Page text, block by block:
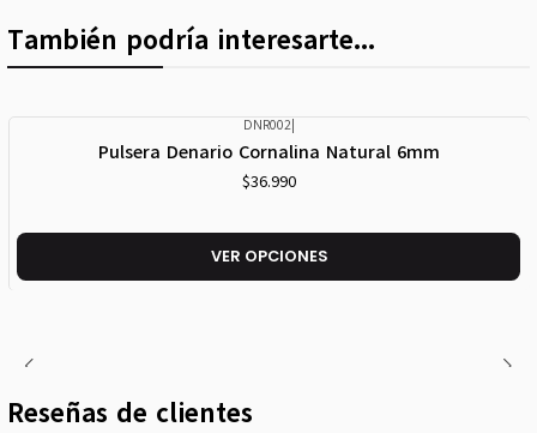
También podría interesarte...
DNR002|
Pulsera Denario Cornalina Natural 6mm
$36.990
VER OPCIONES
Reseñas de clientes